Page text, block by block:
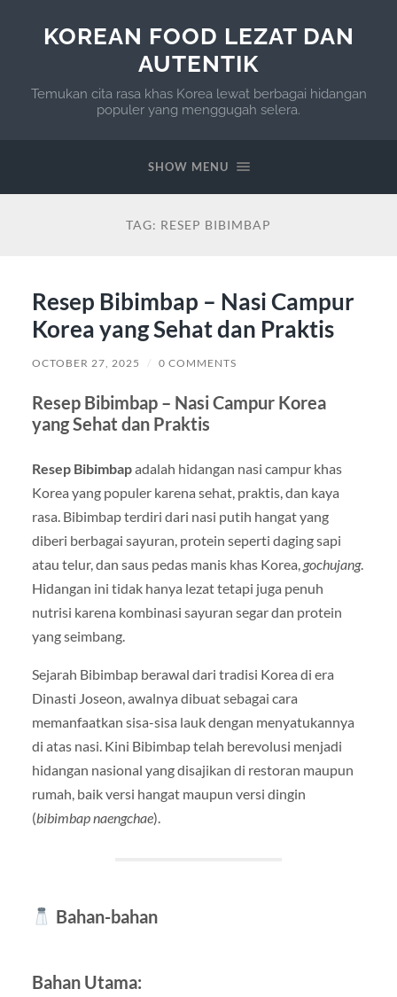
KOREAN FOOD LEZAT DAN
AUTENTIK
Temukan cita rasa khas Korea lewat berbagai hidangan
populer yang menggugah selera.
SHOW MENU
TAG: RESEP BIBIMBAP
Resep Bibimbap – Nasi Campur
Korea yang Sehat dan Praktis
OCTOBER 27, 2025 / 0 COMMENTS
Resep Bibimbap – Nasi Campur Korea
yang Sehat dan Praktis
Resep Bibimbapadalah hidangan nasi campur khas
Korea yang populer karena sehat, praktis, dan kaya
rasa. Bibimbap terdiri dari nasi putih hangat yang
diberi berbagai sayuran, protein seperti daging sapi
atau telur, dan saus pedas manis khas Korea, gochujang.
Hidangan ini tidak hanya lezat tetapi juga penuh
nutrisi karena kombinasi sayuran segar dan protein
yang seimbang.
Sejarah Bibimbap berawal dari tradisi Korea di era
Dinasti Joseon, awalnya dibuat sebagai cara
memanfaatkan sisa-sisa lauk dengan menyatukannya
di atas nasi. Kini Bibimbap telah berevolusi menjadi
hidangan nasional yang disajikan di restoran maupun
rumah, baik versi hangat maupun versi dingin
(bibimbap naengchae).
Bahan-bahan
Bahan Utama: